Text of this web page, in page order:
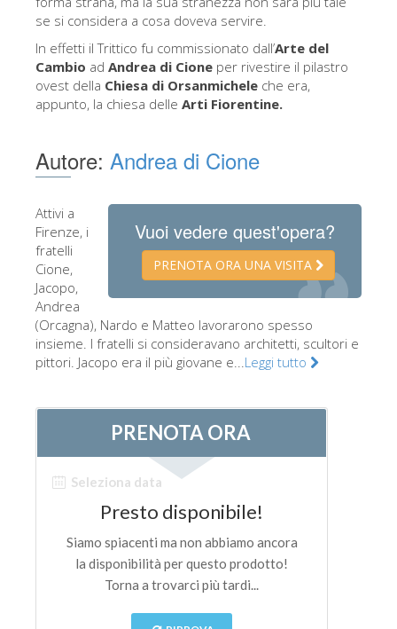
Museo Galileo
La torre di Arnolfo
Corridoio Vasariano
Santa Maria Novella
Prenota ora
Prenota una visita guidata
Solo biglietti ad Ingresso rapido
se si considera a cosa doveva servire.
In effetti il Trittico fu commissionato dall’Arte del
Cambio ad Andrea di Cione per rivestire il pilastro
ovest della Chiesa di Orsanmichele che era,
appunto, la chiesa delle Arti Fiorentine.
Autore: Andrea di Cione
Vuoi vedere quest'opera?
PRENOTA ORA UNA VISITA
Attivi a
Firenze, i
fratelli
Cione,
Jacopo,
Andrea
(Orcagna), Nardo e Matteo lavorarono spesso
insieme. I fratelli si consideravano architetti, scultori e
pittori. Jacopo era il più giovane e...Leggi tutto